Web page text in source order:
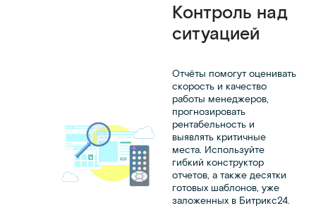
Контроль над
ситуацией
Отчёты помогут оценивать
скорость и качество
работы менеджеров,
прогнозировать
рентабельность и
выявлять критичные
места. Используйте
гибкий конструктор
отчетов, а также десятки
готовых шаблонов, уже
заложенных в Битрикс24.